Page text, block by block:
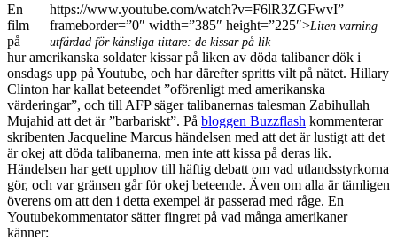
https://www.youtube.com/watch?v=F6lR3ZGFwvI”
frameborder=”0″ width=”385″ height=”225″>Liten varning
utfärdad för känsliga tittare: de kissar på lik
En
film
på
hur amerikanska soldater kissar på liken av döda talibaner dök i
onsdags upp på Youtube, och har därefter spritts vilt på nätet. Hillary
Clinton har kallat beteendet ”oförenligt med amerikanska
värderingar”, och till AFP säger talibanernas talesman Zabihullah
Mujahid att det är ”barbariskt”. På bloggen Buzzflash kommenterar
skribenten Jacqueline Marcus händelsen med att det är lustigt att det
är okej att döda talibanerna, men inte att kissa på deras lik.
Händelsen har gett upphov till häftig debatt om vad utlandsstyrkorna
gör, och var gränsen går för okej beteende. Även om alla är tämligen
överens om att den i detta exempel är passerad med råge. En
Youtubekommentator sätter fingret på vad många amerikaner
känner: